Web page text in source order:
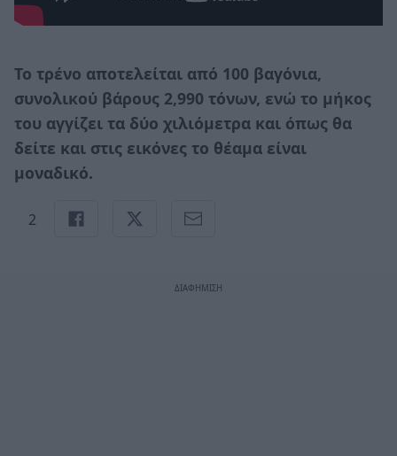
Το τρένο αποτελείται από 100 βαγόνια,
συνολικού βάρους 2,990 τόνων, ενώ το μήκος
του αγγίζει τα δύο χιλιόμετρα και όπως θα
δείτε και στις εικόνες το θέαμα είναι
μοναδικό.
2